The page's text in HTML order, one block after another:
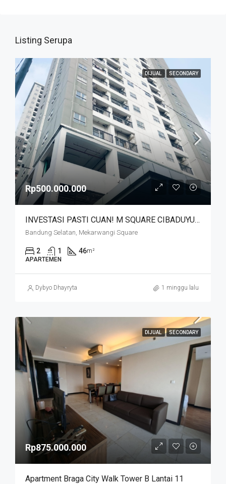
Listing Serupa
DIJUAL SECONDARY
Rp500.000.000
INVESTASI PASTI CUAN! M SQUARE CIBADUYUT DEKAT MEKARWANGI
Bandung Selatan, Mekarwangi Square
2 1 46m²
APARTEMEN
Dybyo Dhayryta 1 minggu lalu
DIJUAL SECONDARY
Rp875.000.000
Apartment Braga City Walk Tower B Lantai 11